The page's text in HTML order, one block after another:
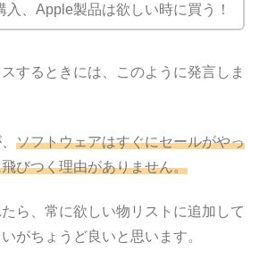
入、Apple製品は欲しい時に買う！
するときには、このように発言しま
ソフトウェアはすぐにセールがやっ
びつく理由がありません。
ら、常に欲しい物リストに追加して
がちょうど良いと思います。